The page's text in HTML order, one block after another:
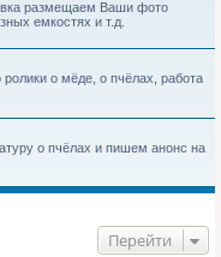
размещаем Ваши фото
емкостях и т.д.
о мёде, о пчёлах, работа
о пчёлах и пишем анонс на
Перейти